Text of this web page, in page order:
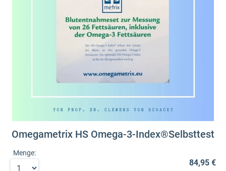
Omegametrix HS Omega-3-Index®Selbsttest
Menge:
84,95 €